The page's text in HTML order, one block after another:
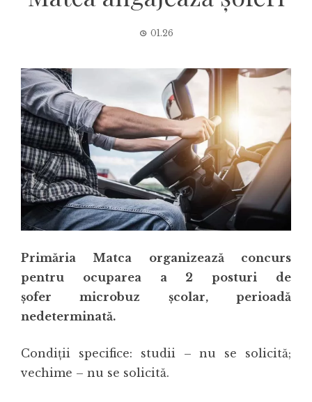
01.26
Primăria Matca organizează concurs
pentru ocuparea a 2 posturi de
șofermicrobuz școlar, perioadă
nedeterminată.
Condiţii specifice: studii – nu se solicită;
vechime – nu se solicită.